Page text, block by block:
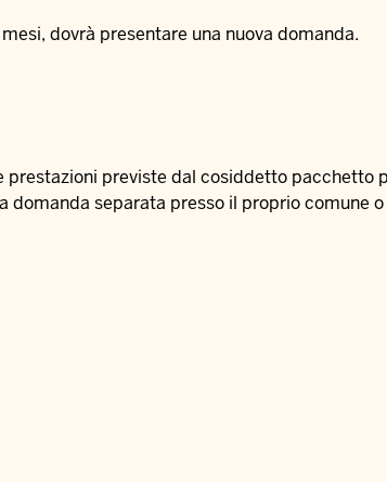
dovrà presentare una nuova domanda.
prestazioni previste dal cosiddetto pacchetto
domanda separata presso il proprio comune